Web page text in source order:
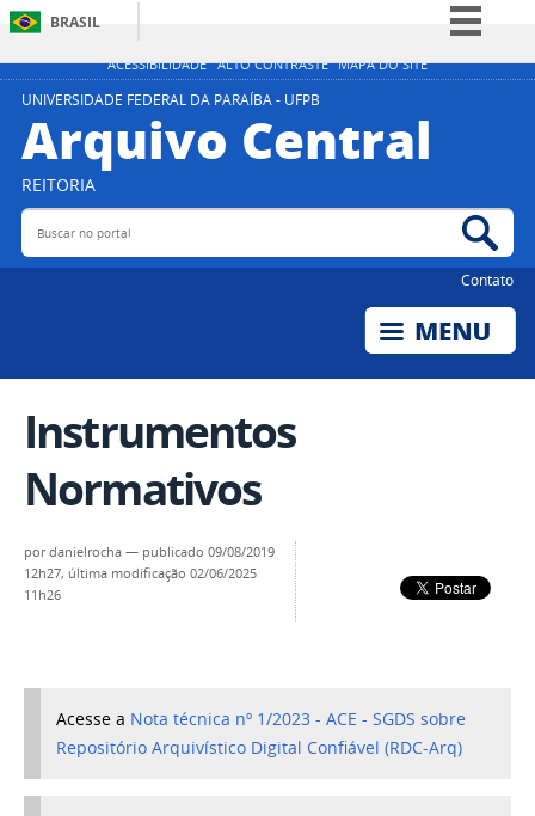
ACESSIBILIDADE ALTO CONTRASTE MAPA DO SITE
BRASIL
Simplifique!
Participe
Legislação
UNIVERSIDADE FEDERAL DA PARAÍBA - UFPB
Arquivo Central
REITORIA
Buscar no portal
Contato
Instrumentos
Normativos
pordanielrocha — publicado 09/08/2019
12h27, última modificação 02/06/2025
11h26
Acesse a Nota técnica nº 1/2023 - ACE - SGDS sobre
Repositório Arquivístico Digital Confiável (RDC-Arq)